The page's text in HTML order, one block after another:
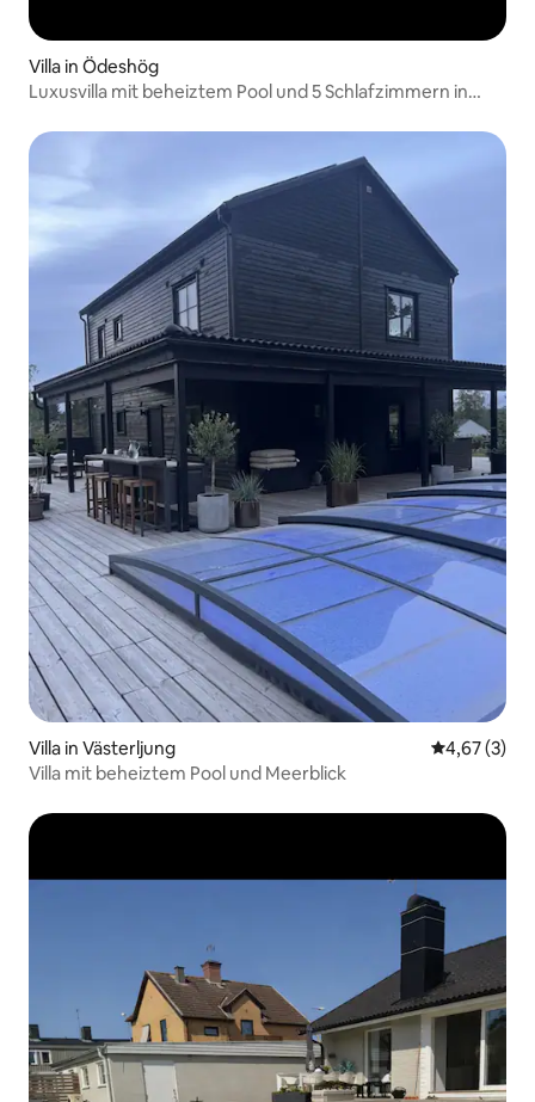
Villa in Ödeshög
Luxusvilla mit beheiztem Pool und 5 Schlafzimmern in
Villa in Västerljung
4,67 (3)
Villa mit beheiztem Pool und Meerblick